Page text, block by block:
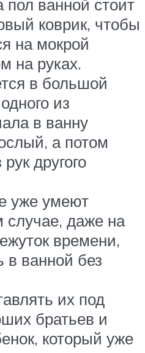
пол ванной стоит
коврик, чтобы
на мокрой
на руках.
в большой
из
в ванну
а потом
другого
уже умеют
случае, даже на
времени,
в ванной без
их под
братьев и
который уже